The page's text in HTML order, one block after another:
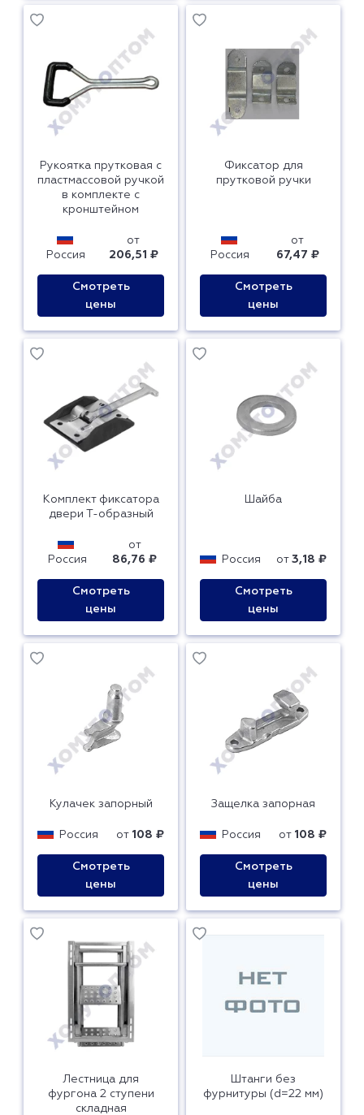
Рукоятка прутковая с
пластмассовой ручкой
в комплекте с
кронштейном
Россия
от
206,51 ₽
Смотреть
цены
Фиксатор для
прутковой ручки
Россия
от
67,47 ₽
Смотреть
цены
Комплект фиксатора
двери Т-образный
Россия
от
86,76 ₽
Смотреть
цены
Шайба
Россия от 3,18 ₽
Смотреть
цены
Кулачек запорный
Россия от 108 ₽
Смотреть
цены
Защелка запорная
Россия от 108 ₽
Смотреть
цены
Лестница для
фургона 2 ступени
складная
Штанги без
фурнитуры (d=22 мм)